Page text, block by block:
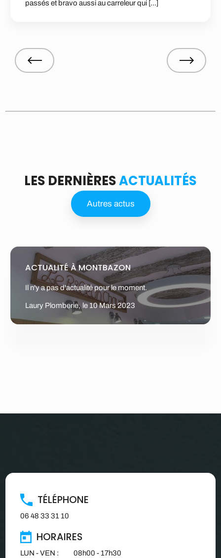
et bravo aussi au carreleur qui [...]
LES DERNIÈRESACTUALITÉS
Autres actus
ACTUALITÉ À MONTBAZON
Il n'y a pas d'actualité pour le moment.
Laury Plomberie, le 10 Mars 2023
TÉLÉPHONE
06 48 33 31 10
HORAIRES
LUN - VEN : 08h00 - 17h30